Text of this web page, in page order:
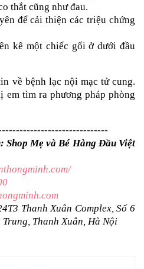
thắt cũng như đau.
để cải thiện các triệu chứng
kê một chiếc gối ở dưới đầu
về bệnh lạc nội mạc tử cung.
em tìm ra phương pháp phòng
Shop Mẹ và Bé Hàng Đầu Việt
Thanh Xuân Complex, Số 6
Thanh Xuân, Hà Nội